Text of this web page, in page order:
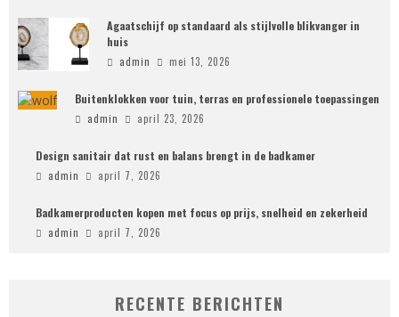
Agaatschijf op standaard als stijlvolle blikvanger in
huis
admin mei 13, 2026
Buitenklokken voor tuin, terras en professionele toepassingen
admin april 23, 2026
Design sanitair dat rust en balans brengt in de badkamer
admin april 7, 2026
Badkamerproducten kopen met focus op prijs, snelheid en zekerheid
admin april 7, 2026
RECENTE BERICHTEN